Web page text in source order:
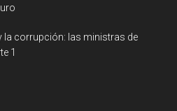
la corrupción: las ministras de
1